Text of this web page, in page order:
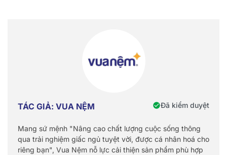
TÁC GIẢ: VUA NỆM Đã kiểm duyệt
Mang sứ mệnh "Nâng cao chất lượng cuộc sống thông
qua trải nghiệm giấc ngủ tuyệt vời, được cá nhân hoá cho
riêng bạn", Vua Nệm nỗ lực cải thiện sản phẩm phù hợp